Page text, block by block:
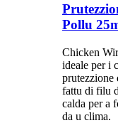
Pollu
Chicken
ideale per i
prutezzione
fattu di filu
calda per a
da u clima.